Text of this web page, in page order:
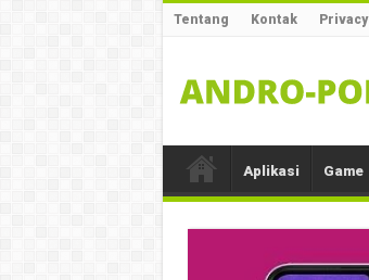
Tentang Kontak Privacy
Aplikasi Game